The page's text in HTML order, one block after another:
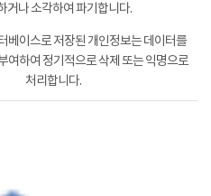
거나 소각하여 파기합니다.
베이스로 저장된 개인정보는 데이터를
여하여 정기적으로 삭제 또는 익명으로
처리합니다.